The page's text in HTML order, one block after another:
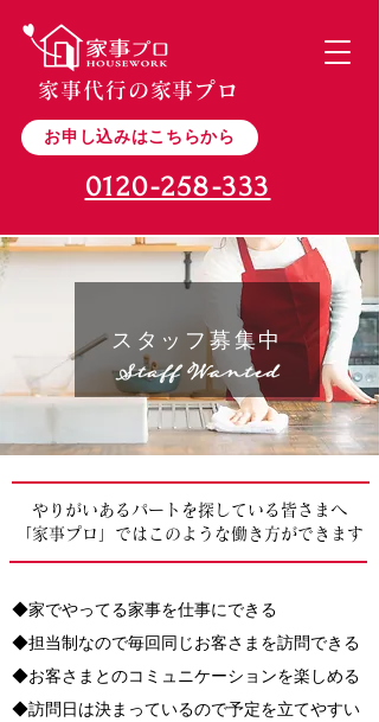
家事代行の家事プロ
お申し込みはこちらから
0120-258-333
スタッフ募集中
やりがいあるパートを探している皆さまへ
「家事プロ」ではこのような働き方ができます
◆家でやってる家事を仕事にできる
◆担当制なので毎回同じお客さまを訪問できる
◆お客さまとのコミュニケーションを楽しめる
◆訪問日は決まっているので予定を立てやすい